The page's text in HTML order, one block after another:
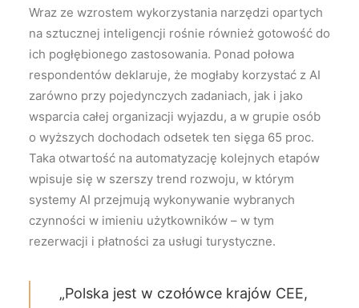
Wraz ze wzrostem wykorzystania narzędzi opartych
na sztucznej inteligencji rośnie również gotowość do
ich pogłębionego zastosowania. Ponad połowa
respondentów deklaruje, że mogłaby korzystać z AI
zarówno przy pojedynczych zadaniach, jak i jako
wsparcia całej organizacji wyjazdu, a w grupie osób
o wyższych dochodach odsetek ten sięga 65 proc.
Taka otwartość na automatyzację kolejnych etapów
wpisuje się w szerszy trend rozwoju, w którym
systemy AI przejmują wykonywanie wybranych
czynności w imieniu użytkowników – w tym
rezerwacji i płatności za usługi turystyczne.
„Polska jest w czołówce krajów CEE,